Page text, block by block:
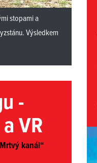
stopami a
Výsledkem
-
VR
kanál“